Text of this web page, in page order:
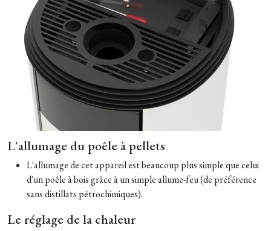
L'allumage du poêle à pellets
L'allumage de cet appareil est beaucoup plus simple que celui
d'un poêle à bois grâce à un simple allume-feu (de préférence
sans distillats pétrochimiques).
Le réglage de la chaleur